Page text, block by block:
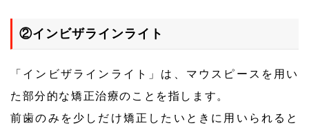
②インビザラインライト
「インビザラインライト」は、マウスピースを用い
た部分的な矯正治療のことを指します。
前歯のみを少しだけ矯正したいときに用いられると